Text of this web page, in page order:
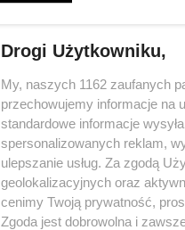
Drogi Użytkowniku,
My, naszych 1162 zaufanych
przechowujemy informacje na
standardowe informacje
spersonalizowanych reklam,
ulepszanie usług. Za zgodą
geolokalizacyjnych oraz
cenimy Twoją prywatność,
Zgoda jest dobrowolna i